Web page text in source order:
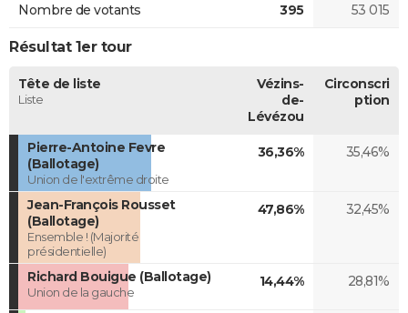
Nombre de votants 395 53 015
Résultat 1er tour
Tête de liste
Liste
Vézins-
de-
Lévézou
Circonscri
ption
Pierre-Antoine Fevre
(Ballotage)
Union de l'extrême droite
36,36% 35,46%
Jean-François Rousset
(Ballotage)
Ensemble ! (Majorité
présidentielle)
47,86% 32,45%
Richard Bouigue (Ballotage)
Union de la gauche
14,44% 28,81%